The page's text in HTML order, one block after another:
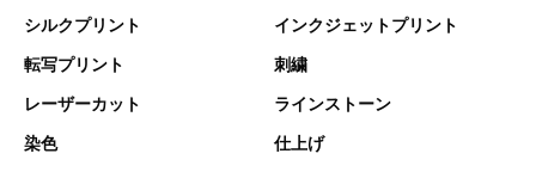
シルクプリント インクジェットプリント
転写プリント 刺繍
レーザーカット ラインストーン
染色 仕上げ